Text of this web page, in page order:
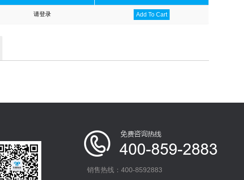
请登录 Add To Cart
销售热线：400-8592883